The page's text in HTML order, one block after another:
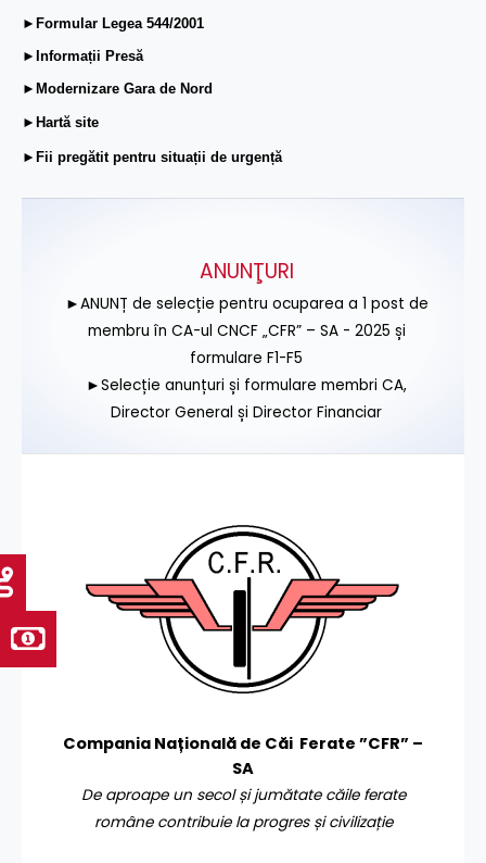
►Formular Legea 544/2001
►Informații Presă
►Modernizare Gara de Nord
►Hartă site
►Fii pregătit pentru situații de urgență
ANUNŢURI
►ANUNȚ de selecție pentru ocuparea a 1 post de
membru în CA-ul CNCF „CFR” – SA - 2025 și
formulare F1-F5
►Selecție anunțuri și formulare membri CA,
Director General și Director Financiar
Compania Națională de Căi Ferate ”CFR” –
SA
De aproape un secol și jumătate căile ferate
române contribuie la progres și civilizație